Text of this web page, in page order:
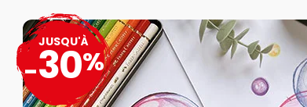
JUSQU'À
-30%